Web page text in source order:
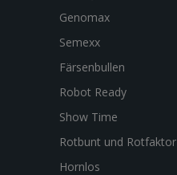
Genomax
Semexx
Färsenbullen
Robot Ready
Show Time
Rotbunt und Rotfaktor
Hornlos